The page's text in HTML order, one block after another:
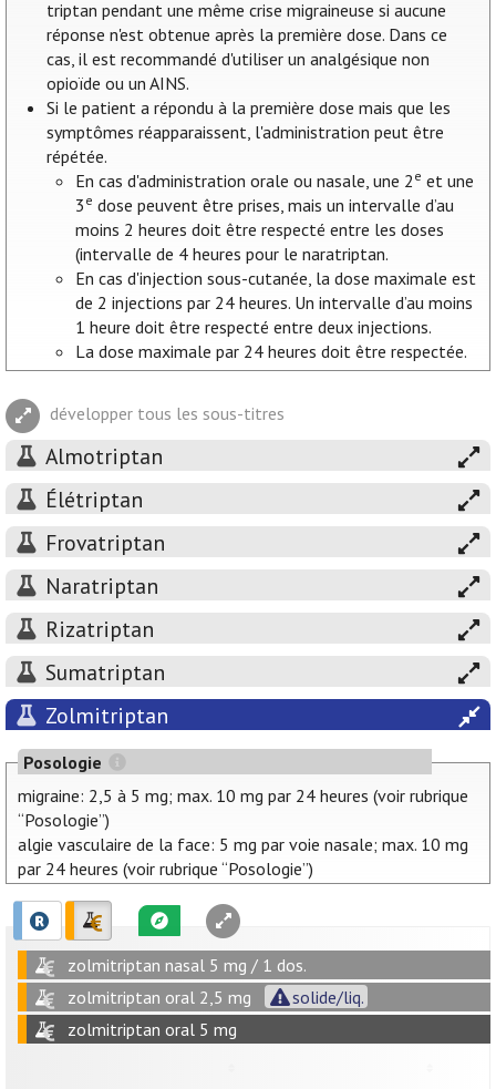
triptan pendant une même crise migraineuse si aucune
réponse n'est obtenue après la première dose. Dans ce
cas, il est recommandé d'utiliser un analgésique non
opioïde ou un AINS.
Si le patient a répondu à la première dose mais que les
symptômes réapparaissent, l'administration peut être
répétée.
En cas d'administration orale ou nasale, une 2 e et une
3 e dose peuvent être prises, mais un intervalle d’au
moins 2 heures doit être respecté entre les doses
(intervalle de 4 heures pour le naratriptan.
En cas d'injection sous-cutanée, la dose maximale est
de 2 injections par 24 heures. Un intervalle d’au moins
1 heure doit être respecté entre deux injections.
La dose maximale par 24 heures doit être respectée.
développer tous les sous-titres
Almotriptan
Élétriptan
Frovatriptan
Naratriptan
Rizatriptan
Sumatriptan
Zolmitriptan
Posologie
migraine: 2,5 à 5 mg; max. 10 mg par 24 heures (voir rubrique
“Posologie”)
algie vasculaire de la face: 5 mg par voie nasale; max. 10 mg
par 24 heures (voir rubrique “Posologie”)
zolmitriptan nasal 5 mg / 1 dos.
zolmitriptan oral 2,5 mg
solide/liq.
zolmitriptan oral 5 mg